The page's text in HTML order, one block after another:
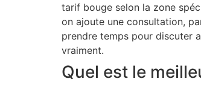
tarif bouge selon la zone
on ajoute une consultation,
prendre temps pour discuter
vraiment.
Quel est le